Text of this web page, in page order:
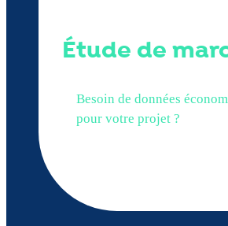
Étude de
Besoin de données
pour votre projet ?